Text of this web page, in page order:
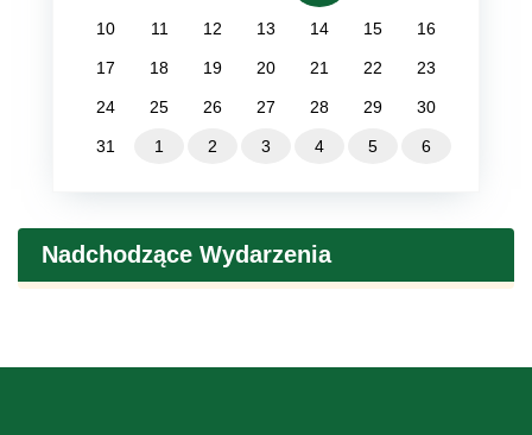
10 11 12 13 14 15 16
17 18 19 20 21 22 23
24 25 26 27 28 29 30
31 1 2 3 4 5 6
Nadchodzące Wydarzenia